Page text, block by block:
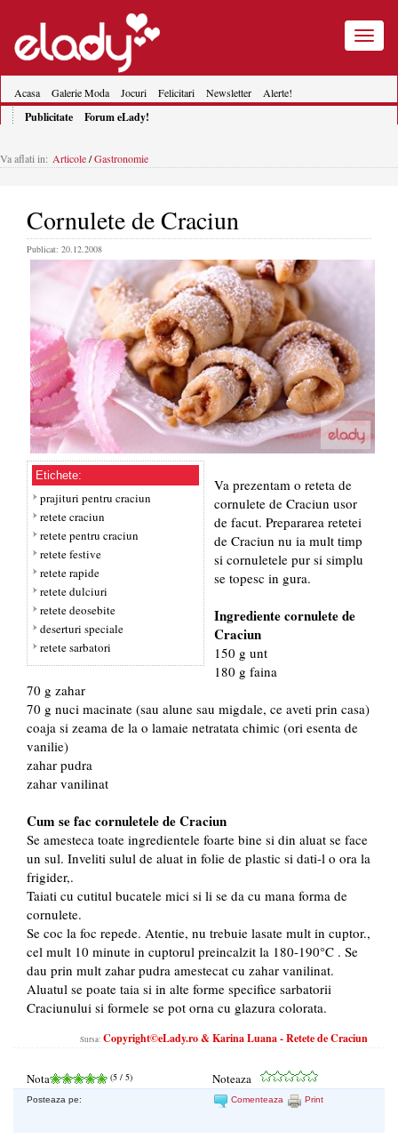
Toggle
Acasa Galerie Moda Jocuri Felicitari Newsletter Alerte!
Publicitate Forum eLady!
Va aflati in: Articole/Gastronomie
Cornulete de Craciun
Publicat: 20.12.2008
Etichete:
prajituri pentru craciun
retete craciun
retete pentru craciun
retete festive
retete rapide
retete dulciuri
retete deosebite
deserturi speciale
retete sarbatori
Va prezentam o reteta de
cornulete de Craciun usor
de facut. Prepararea retetei
de Craciun nu ia mult timp
si cornuletele pur si simplu
se topesc in gura.
Ingrediente cornulete de
Craciun
150 g unt
180 g faina
70 g zahar
70 g nuci macinate (sau alune sau migdale, ce aveti prin casa)
coaja si zeama de la o lamaie netratata chimic (ori esenta de
vanilie)
zahar pudra
zahar vanilinat
Cum se fac cornuletele de Craciun
Se amesteca toate ingredientele foarte bine si din aluat se face
un sul. Inveliti sulul de aluat in folie de plastic si dati-l o ora la
frigider,.
Taiati cu cutitul bucatele mici si li se da cu mana forma de
cornulete.
Se coc la foc repede. Atentie, nu trebuie lasate mult in cuptor.,
cel mult 10 minute in cuptorul preincalzit la 180-190°C . Se
dau prin mult zahar pudra amestecat cu zahar vanilinat.
Aluatul se poate taia si in alte forme specifice sarbatorii
Craciunului si formele se pot orna cu glazura colorata.
Sursa: Copyright©eLady.ro & Karina Luana - Retete de Craciun
Nota (5 / 5) Noteaza
Posteaza pe: Comenteaza Print